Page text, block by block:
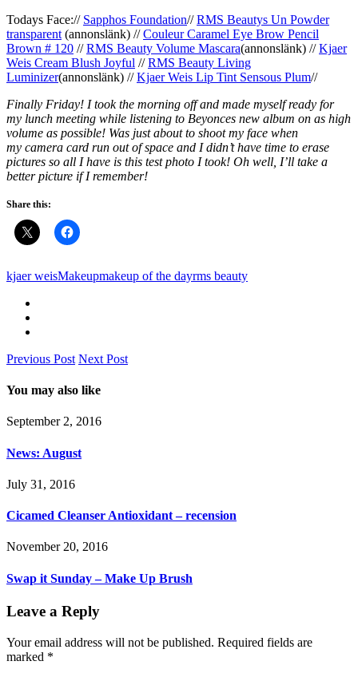
Todays Face:// Sapphos Foundation//RMS Beautys Un Powder
transparent (annonslänk) //Couleur Caramel Eye Brow Pencil
Brown # 120 //RMS Beauty Volume Mascara(annonslänk) //Kjaer
Weis Cream Blush Joyful //RMS Beauty Living
Luminizer(annonslänk) //Kjaer Weis Lip Tint Sensous Plum//
Finally Friday! I took the morning off and made myself ready for
my lunch meeting while listening to Beyonces new album on as high
volume as possible! Was just about to shoot my face when
my camera card run out of space and I didn’t have time to erase
pictures so all I have is this test photo I took! Oh well, I’ll take a
better picture if I remember!
Share this:
kjaer weisMakeupmakeup of the dayrms beauty
Previous Post Next Post
You may also like
September 2, 2016
News: August
July 31, 2016
Cicamed Cleanser Antioxidant – recension
November 20, 2016
Swap it Sunday – Make Up Brush
Leave a Reply
Your email address will not be published. Required fields are
marked *